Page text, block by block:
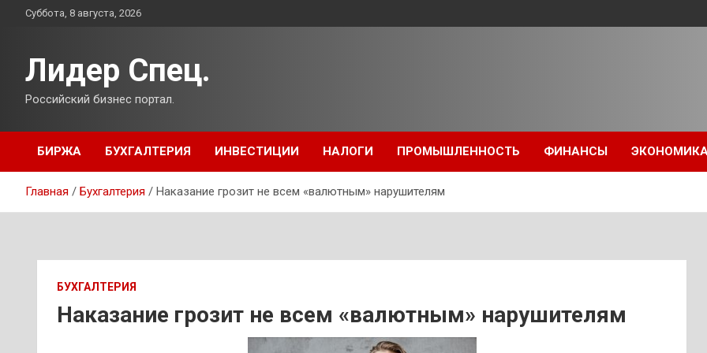
ПерейтиСуббота, 8 августа, 2026
Лидер Спец.
Российский бизнес портал.
БИРЖА БУХГАЛТЕРИЯ ИНВЕСТИЦИИ НАЛОГИ ПРОМЫШЛЕННОСТЬ ФИНАНСЫ
Главная Бухгалтерия Наказание грозит не всем «валютным» нарушителям
БУХГАЛТЕРИЯ
Наказание грозит не всем «валютным» нарушителям